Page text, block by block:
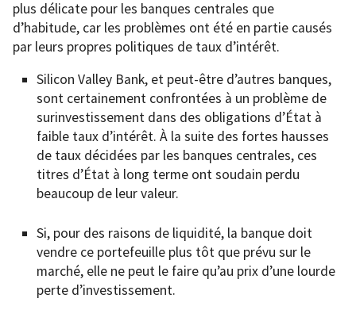
plus délicate pour les banques centrales que
d’habitude, car les problèmes ont été en partie causés
par leurs propres politiques de taux d’intérêt.
Silicon Valley Bank, et peut-être d’autres banques,
sont certainement confrontées à un problème de
surinvestissement dans des obligations d’État à
faible taux d’intérêt. À la suite des fortes hausses
de taux décidées par les banques centrales, ces
titres d’État à long terme ont soudain perdu
beaucoup de leur valeur.
Si, pour des raisons de liquidité, la banque doit
vendre ce portefeuille plus tôt que prévu sur le
marché, elle ne peut le faire qu’au prix d’une lourde
perte d’investissement.